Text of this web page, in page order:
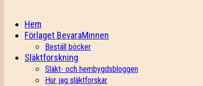
Hem
Förlaget BevaraMinnen
Beställ böcker
Släktforskning
Släkt- och hembygdsbloggen
Hur jag släktforskar